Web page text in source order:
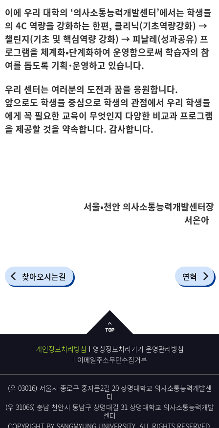
이에 우리 대학의 ‘의사소통능력개발센터’에서는 학생들
의 4C 역량을 강화하는 한편, 클리닉(기초역량강화) →
챌린지(기초 및 핵심역량 강화) → 피날레(성과공유) 프
로그램을 체계화•단계화하여 운영함으로써 학습자의 참
여를 돕도록 기획･운영하고 있습니다.
우리 센터는 여러분의 도전과 꿈을 응원합니다.
앞으로도 학생을 중심으로 학생의 관점에서 우리 학생들
에게 꼭 필요한 교육이 무엇인지 다양한 비교과 프로그램
을 제공할 것을 약속합니다. 감사합니다.
서울•천안 의사소통능력개발센터장
서은아
찾아오시는길 연혁
개인정보처리방침
영상정보처리기기 운영관리방침
이메일주소무단수집거부
(우 03016) 서울시 종로구 홍지문2길 20 상명대학교 의사소통능력개발센
터
(우 31066) 충남 천안시 동남구 상명대길 31 상명대학교 의사소통능력개발
센터